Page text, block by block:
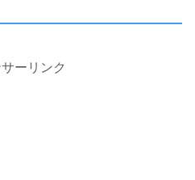
ーリンク